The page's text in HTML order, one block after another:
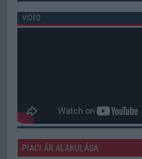
VIDEO
PIACI ÁR ALAKULÁSA